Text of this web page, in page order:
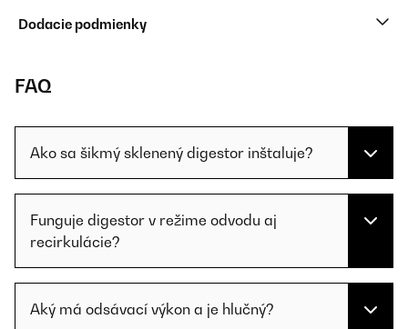
Dodacie podmienky
FAQ
Ako sa šikmý sklenený digestor inštaluje?
Funguje digestor v režime odvodu aj
recirkulácie?
Aký má odsávací výkon a je hlučný?